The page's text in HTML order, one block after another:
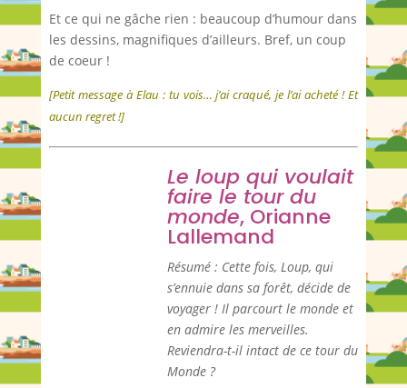
Et ce qui ne gâche rien : beaucoup d’humour dans
les dessins, magnifiques d’ailleurs. Bref, un coup
de coeur !
[Petit message à Elau : tu vois… j’ai craqué, je l’ai acheté ! Et
aucun regret !]
Le loup qui voulait
faire le tour du
monde, Orianne
Lallemand
Résumé : Cette fois, Loup, qui
s’ennuie dans sa forêt, décide de
voyager ! Il parcourt le monde et
en admire les merveilles.
Reviendra-t-il intact de ce tour du
Monde ?